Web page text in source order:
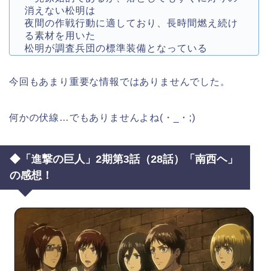
消えない松明は
夜間の作戦行動に適しており、長時間燃え続け
る素材を用いた
松明が調査兵団の標準装備となっている
今回もあまり重要な情報ではありませんでした。
何かの伏線…でもありませんよね(・_・;)
◆「進撃の巨人」2期第3話（28話）「南西ヘ」
の感想！